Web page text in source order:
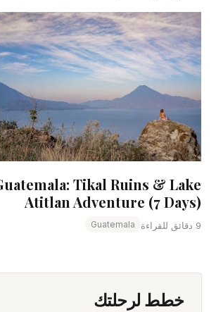
Tikal Ruins & Lake
Atitlan Adventure (7 Days)
9 دقائق للقراءة Guatemala
خطط لرحلتك